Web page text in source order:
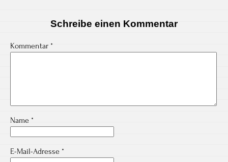
Schreibe einen Kommentar
Kommentar *
Name *
E-Mail-Adresse *